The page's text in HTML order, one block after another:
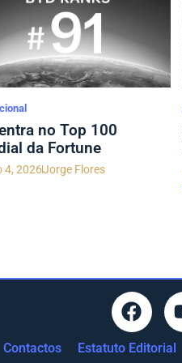
no Top 100
da Fortune
4, 2026Jorge Flores
Contactos Estatuto Editorial